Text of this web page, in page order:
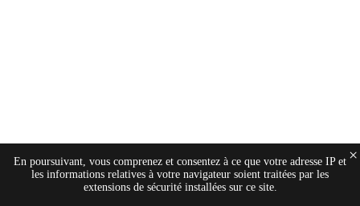
En poursuivant, vous comprenez et consentez à ce que votre adresse IP et
les informations relatives à votre navigateur soient traitées par les
extensions de sécurité installées sur ce site.
×